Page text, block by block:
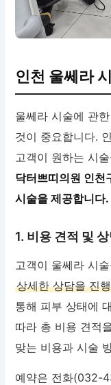
인천 울쎄라
울쎄라 시술에 관
것이 중요합니다.
고객이 원하는 시
닥터쁘띠의원 인천
시술을 제공합니다.
1. 비용 견적 및
고객이 울쎄라 시
상세한 상담을 진
통해 피부 상태에
따라 총 비용 견적
맞는 비용과 시술
예약은 전화(032-